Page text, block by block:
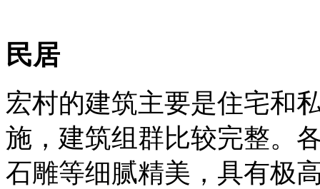
民居
宏村的建筑主要是住宅和
施，建筑组群比较完整。
石雕等细腻精美，具有极